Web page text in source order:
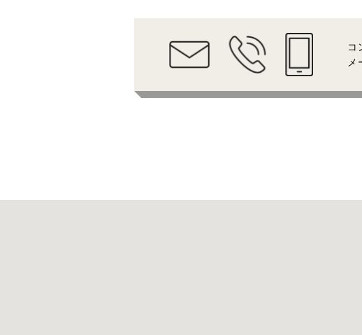
コ